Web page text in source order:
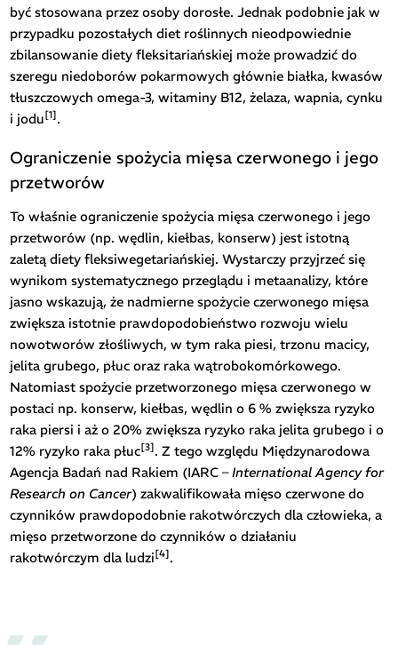
być stosowana przez osoby dorosłe. Jednak podobnie jak w
przypadku pozostałych diet roślinnych nieodpowiednie
zbilansowanie diety fleksitariańskiej może prowadzić do
szeregu niedoborów pokarmowych głównie białka, kwasów
tłuszczowych omega-3, witaminy B12, żelaza, wapnia, cynku
i jodu[1].
Ograniczenie spożycia mięsa czerwonego i jego
przetworów
To właśnie ograniczenie spożycia mięsa czerwonego i jego
przetworów (np. wędlin, kiełbas, konserw) jest istotną
zaletą diety fleksiwegetariańskiej. Wystarczy przyjrzeć się
wynikom systematycznego przeglądu i metaanalizy, które
jasno wskazują, że nadmierne spożycie czerwonego mięsa
zwiększa istotnie prawdopodobieństwo rozwoju wielu
nowotworów złośliwych, w tym raka piesi, trzonu macicy,
jelita grubego, płuc oraz raka wątrobokomórkowego.
Natomiast spożycie przetworzonego mięsa czerwonego w
postaci np. konserw, kiełbas, wędlin o 6 % zwiększa ryzyko
raka piersi i aż o 20% zwiększa ryzyko raka jelita grubego i o
12% ryzyko raka płuc[3]. Z tego względu Międzynarodowa
Agencja Badań nad Rakiem (IARC –International Agency for
Research on Cancer) zakwalifikowała mięso czerwone do
czynników prawdopodobnie rakotwórczych dla człowieka, a
mięso przetworzone do czynników o działaniu
rakotwórczym dla ludzi[4].